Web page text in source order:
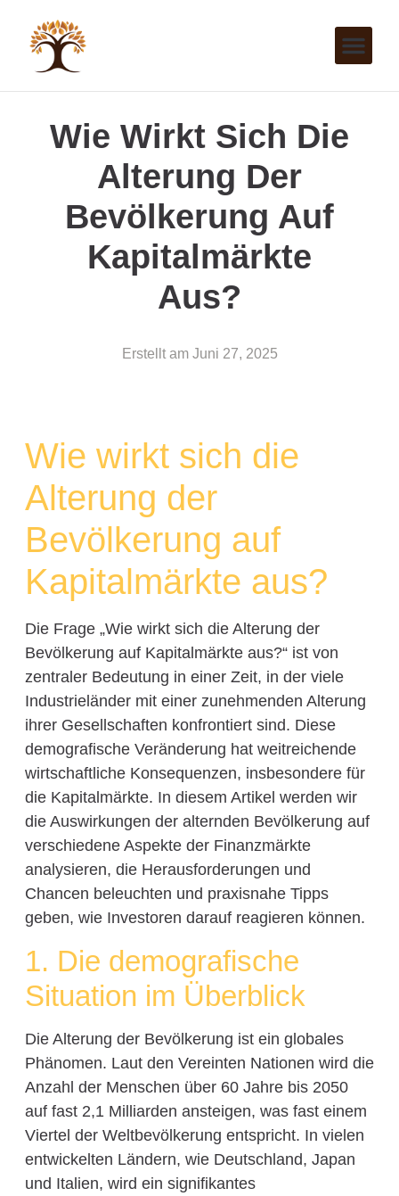
Wie Wirkt Sich Die
Alterung Der
Bevölkerung Auf
Kapitalmärkte
Aus?
Erstellt am Juni 27, 2025
Wie wirkt sich die
Alterung der
Bevölkerung auf
Kapitalmärkte aus?
Die Frage „Wie wirkt sich die Alterung der
Bevölkerung auf Kapitalmärkte aus?“ ist von
zentraler Bedeutung in einer Zeit, in der viele
Industrieländer mit einer zunehmenden Alterung
ihrer Gesellschaften konfrontiert sind. Diese
demografische Veränderung hat weitreichende
wirtschaftliche Konsequenzen, insbesondere für
die Kapitalmärkte. In diesem Artikel werden wir
die Auswirkungen der alternden Bevölkerung auf
verschiedene Aspekte der Finanzmärkte
analysieren, die Herausforderungen und
Chancen beleuchten und praxisnahe Tipps
geben, wie Investoren darauf reagieren können.
1. Die demografische
Situation im Überblick
Die Alterung der Bevölkerung ist ein globales
Phänomen. Laut den Vereinten Nationen wird die
Anzahl der Menschen über 60 Jahre bis 2050
auf fast 2,1 Milliarden ansteigen, was fast einem
Viertel der Weltbevölkerung entspricht. In vielen
entwickelten Ländern, wie Deutschland, Japan
und Italien, wird ein signifikantes